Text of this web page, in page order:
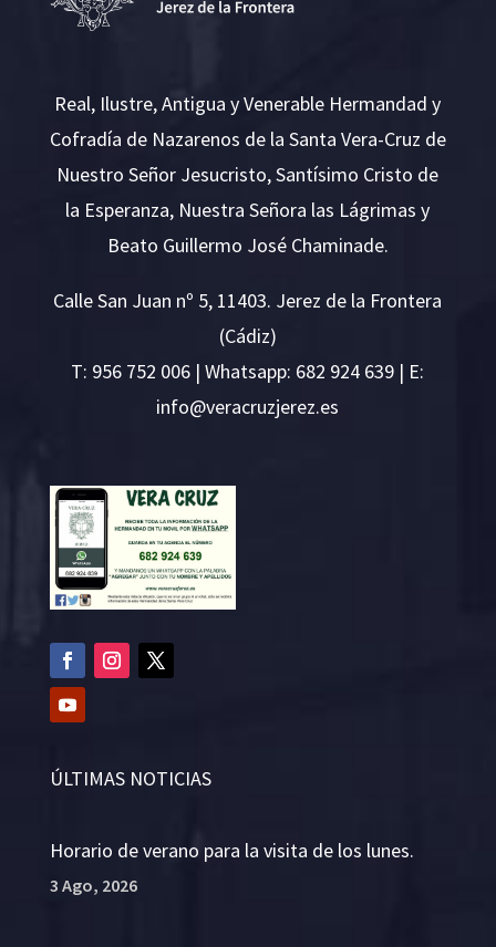
Real, Ilustre, Antigua y Venerable Hermandad y
Cofradía de Nazarenos de la Santa Vera-Cruz de
Nuestro Señor Jesucristo, Santísimo Cristo de
la Esperanza, Nuestra Señora las Lágrimas y
Beato Guillermo José Chaminade.
Calle San Juan nº 5, 11403. Jerez de la Frontera
(Cádiz)
T: 956 752 006 | Whatsapp: 682 924 639 | E:
se.ze
rejzu
rcare
v@ofn
i
ÚLTIMAS NOTICIAS
Horario de verano para la visita de los lunes.
3 Ago, 2026